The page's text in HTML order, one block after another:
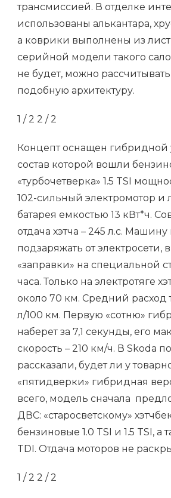
трансмиссией. В отделке
использованы алькантара,
а коврики выполнены из
серийной модели такого
не будет, можно
подобную архитектуру.
1 / 2 2 / 2
Концепт оснащен гибридной
состав которой вошли
«турбочетверка» 1.5 TSI
102-сильный электромотор и
батарея емкостью 13 кВт*ч.
отдача хэтча – 245 л.с.
подзаряжать от электросети,
«заправки» на специальной
часа. Только на электротяге
около 70 км. Средний расход
л/100 км. Первую «сотню»
наберет за 7,1 секунды, его
скорость – 210 км/ч. В Skoda
рассказали, будет ли у
«пятидверки» гибридная
всего, модель сначала
ДВС: «старосветскому»
бензиновые 1.0 TSI и 1.5 TSI, а
TDI. Отдача моторов не
1 / 2 2 / 2